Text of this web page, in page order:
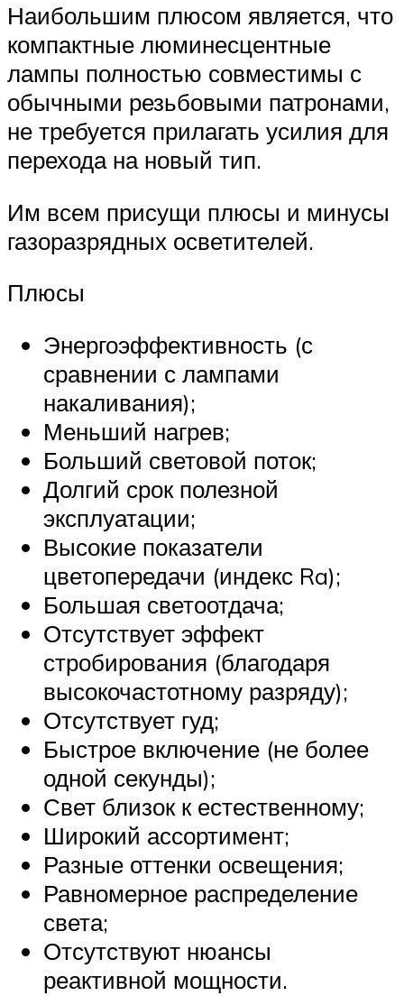
Наибольшим плюсом является, что
компактные люминесцентные
лампы полностью совместимы с
обычными резьбовыми патронами,
не требуется прилагать усилия для
перехода на новый тип.
Им всем присущи плюсы и минусы
газоразрядных осветителей.
Плюсы
Энергоэффективность (с
сравнении с лампами
накаливания);
Меньший нагрев;
Больший световой поток;
Долгий срок полезной
эксплуатации;
Высокие показатели
цветопередачи (индекс Ra);
Большая светоотдача;
Отсутствует эффект
стробирования (благодаря
высокочастотному разряду);
Отсутствует гуд;
Быстрое включение (не более
одной секунды);
Свет близок к естественному;
Широкий ассортимент;
Разные оттенки освещения;
Равномерное распределение
света;
Отсутствуют нюансы
реактивной мощности.